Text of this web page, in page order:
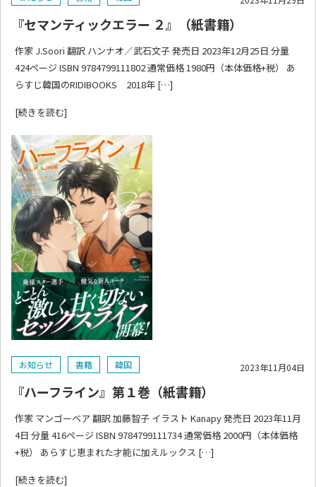
『セマンティックエラー ２』（紙書籍）
作家 J.Soori 翻訳 ハンナオ／武石文子 発売日 2023年12月25日 分量
424ページ ISBN 9784799111802 通常価格 1980円（本体価格+税） あ
らすじ韓国のRIDIBOOKS 2018年 […]
[続きを読む]
お知らせ 書籍 韓国 2023年11月04日
『ハーフライン』第１巻（紙書籍）
作家 マンゴーベア 翻訳 加藤智子 イラスト Kanapy 発売日 2023年11月
4日 分量 416ページ ISBN 9784799111734 通常価格 2000円（本体価格
+税） あらすじ恵まれた才能に加えルックス […]
[続きを読む]